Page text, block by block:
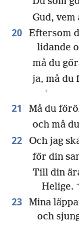
Gud, vem
20 Eftersom
lidande
må du
ja, må du
+
21 Må du
och må
22 Och jag
för din
Till din
Helige. +
23
Mina
och